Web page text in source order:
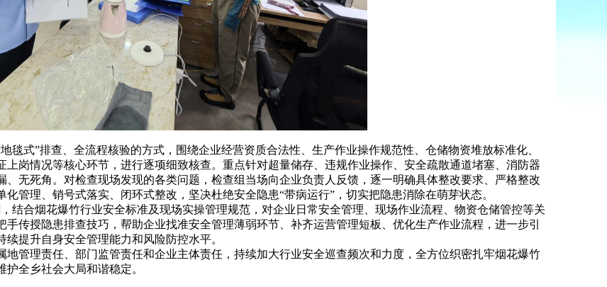
式”排查、全流程核验的方式，围绕企业经营资质合法性、生产作业操作规范性、仓储物资堆放标准化、
岗情况等核心环节，进行逐项细致核查。重点针对超量储存、违规作业操作、安全疏散通道堵塞、消防器
无死角。对检查现场发现的各类问题，检查组当场向企业负责人反馈，逐一明确具体整改要求、严格整改
管理、销号式落实、闭环式整改，坚决杜绝安全隐患“带病运行”，切实把隐患消除在萌芽状态。
合烟花爆竹行业安全标准及现场实操管理规范，对企业日常安全管理、现场作业流程、物资仓储管控等关
传授隐患排查技巧，帮助企业找准安全管理薄弱环节、补齐运营管理短板、优化生产作业流程，进一步引
提升自身安全管理能力和风险防控水平。
理责任、部门监管责任和企业主体责任，持续加大行业安全巡查频次和力度，全方位织密扎牢烟花爆竹
全乡社会大局和谐稳定。